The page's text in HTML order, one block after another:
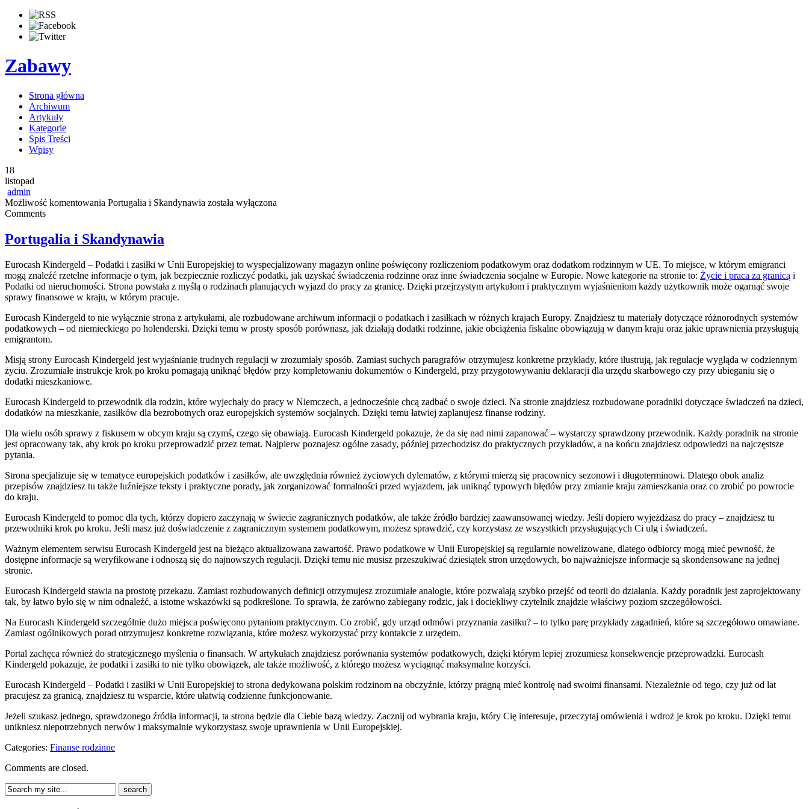
Zabawy
Strona główna
Archiwum
Artykuły
Kategorie
Spis Treści
Wpisy
18
listopad
admin
Możliwość komentowania Portugalia i Skandynawia została wyłączona
Comments
Portugalia i Skandynawia
Eurocash Kindergeld – Podatki i zasiłki w Unii Europejskiej to wyspecjalizowany magazyn online poświęcony rozliczeniom podatkowym oraz dodatkom rodzinnym w UE. To miejsce, w którym emigranci
mogą znaleźć rzetelne informacje o tym, jak bezpiecznie rozliczyć podatki, jak uzyskać świadczenia rodzinne oraz inne świadczenia socjalne w Europie. Nowe kategorie na stronie to: Życie i praca za granicą i
Podatki od nieruchomości. Strona powstała z myślą o rodzinach planujących wyjazd do pracy za granicę. Dzięki przejrzystym artykułom i praktycznym wyjaśnieniom każdy użytkownik może ogarnąć swoje
sprawy finansowe w kraju, w którym pracuje.
Eurocash Kindergeld to nie wyłącznie strona z artykułami, ale rozbudowane archiwum informacji o podatkach i zasiłkach w różnych krajach Europy. Znajdziesz tu materiały dotyczące różnorodnych systemów
podatkowych – od niemieckiego po holenderski. Dzięki temu w prosty sposób porównasz, jak działają dodatki rodzinne, jakie obciążenia fiskalne obowiązują w danym kraju oraz jakie uprawnienia przysługują
emigrantom.
Misją strony Eurocash Kindergeld jest wyjaśnianie trudnych regulacji w zrozumiały sposób. Zamiast suchych paragrafów otrzymujesz konkretne przykłady, które ilustrują, jak regulacje wygląda w codziennym
życiu. Zrozumiałe instrukcje krok po kroku pomagają uniknąć błędów przy kompletowaniu dokumentów o Kindergeld, przy przygotowywaniu deklaracji dla urzędu skarbowego czy przy ubieganiu się o
dodatki mieszkaniowe.
Eurocash Kindergeld to przewodnik dla rodzin, które wyjechały do pracy w Niemczech, a jednocześnie chcą zadbać o swoje dzieci. Na stronie znajdziesz rozbudowane poradniki dotyczące świadczeń na dzieci,
dodatków na mieszkanie, zasiłków dla bezrobotnych oraz europejskich systemów socjalnych. Dzięki temu łatwiej zaplanujesz finanse rodziny.
Dla wielu osób sprawy z fiskusem w obcym kraju są czymś, czego się obawiają. Eurocash Kindergeld pokazuje, że da się nad nimi zapanować – wystarczy sprawdzony przewodnik. Każdy poradnik na stronie
jest opracowany tak, aby krok po kroku przeprowadzić przez temat. Najpierw poznajesz ogólne zasady, później przechodzisz do praktycznych przykładów, a na końcu znajdziesz odpowiedzi na najczęstsze
pytania.
Strona specjalizuje się w tematyce europejskich podatków i zasiłków, ale uwzględnia również życiowych dylematów, z którymi mierzą się pracownicy sezonowi i długoterminowi. Dlatego obok analiz
przepisów znajdziesz tu także luźniejsze teksty i praktyczne porady, jak zorganizować formalności przed wyjazdem, jak uniknąć typowych błędów przy zmianie kraju zamieszkania oraz co zrobić po powrocie
do kraju.
Eurocash Kindergeld to pomoc dla tych, którzy dopiero zaczynają w świecie zagranicznych podatków, ale także źródło bardziej zaawansowanej wiedzy. Jeśli dopiero wyjeżdżasz do pracy – znajdziesz tu
przewodniki krok po kroku. Jeśli masz już doświadczenie z zagranicznym systemem podatkowym, możesz sprawdzić, czy korzystasz ze wszystkich przysługujących Ci ulg i świadczeń.
Ważnym elementem serwisu Eurocash Kindergeld jest na bieżąco aktualizowana zawartość. Prawo podatkowe w Unii Europejskiej są regularnie nowelizowane, dlatego odbiorcy mogą mieć pewność, że
dostępne informacje są weryfikowane i odnoszą się do najnowszych regulacji. Dzięki temu nie musisz przeszukiwać dziesiątek stron urzędowych, bo najważniejsze informacje są skondensowane na jednej
stronie.
Eurocash Kindergeld stawia na prostotę przekazu. Zamiast rozbudowanych definicji otrzymujesz zrozumiałe analogie, które pozwalają szybko przejść od teorii do działania. Każdy poradnik jest zaprojektowany
tak, by łatwo było się w nim odnaleźć, a istotne wskazówki są podkreślone. To sprawia, że zarówno zabiegany rodzic, jak i dociekliwy czytelnik znajdzie właściwy poziom szczegółowości.
Na Eurocash Kindergeld szczególnie dużo miejsca poświęcono pytaniom praktycznym. Co zrobić, gdy urząd odmówi przyznania zasiłku? – to tylko parę przykłady zagadnień, które są szczegółowo omawiane.
Zamiast ogólnikowych porad otrzymujesz konkretne rozwiązania, które możesz wykorzystać przy kontakcie z urzędem.
Portal zachęca również do strategicznego myślenia o finansach. W artykułach znajdziesz porównania systemów podatkowych, dzięki którym lepiej zrozumiesz konsekwencje przeprowadzki. Eurocash
Kindergeld pokazuje, że podatki i zasiłki to nie tylko obowiązek, ale także możliwość, z którego możesz wyciągnąć maksymalne korzyści.
Eurocash Kindergeld – Podatki i zasiłki w Unii Europejskiej to strona dedykowana polskim rodzinom na obczyźnie, którzy pragną mieć kontrolę nad swoimi finansami. Niezależnie od tego, czy już od lat
pracujesz za granicą, znajdziesz tu wsparcie, które ułatwią codzienne funkcjonowanie.
Jeżeli szukasz jednego, sprawdzonego źródła informacji, ta strona będzie dla Ciebie bazą wiedzy. Zacznij od wybrania kraju, który Cię interesuje, przeczytaj omówienia i wdroż je krok po kroku. Dzięki temu
unikniesz niepotrzebnych nerwów i maksymalnie wykorzystasz swoje uprawnienia w Unii Europejskiej.
Categories: Finanse rodzinne
Comments are closed.